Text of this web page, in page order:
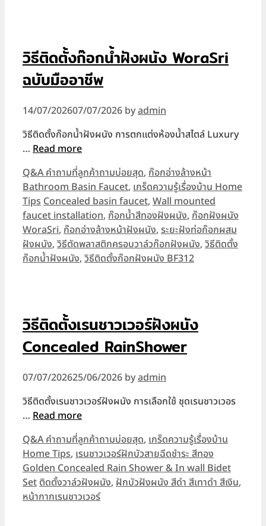
วิธีติดตั้งก๊อกน้ำฝังผนัง WoraSri
ฉบับมืออาชีพ
14/07/202607/07/2026 byadmin
วิธีติดตั้งก๊อกน้ำฝังผนัง การตกแต่งห้องน้ำสไตล์ Luxury
… Read more
Categories
Q&A คำถามที่ลูกค้าถามบ่อยสุด, ก๊อกอ่างล้างหน้า
Bathroom Basin Faucet, เกร็ดความรู้เรื่องบ้าน Home
Tips Tags
Concealed basin faucet, Wall mounted
faucet installation, ก๊อกน้ำสีทองฝังผนัง, ก๊อกฝังผนัง
WoraSri, ก๊อกอ่างล้างหน้าฝังผนัง, ระยะฝังท่อก๊อกผสม
ฝังผนัง,วิธีตัดพลาสติกครอบวาล์วก๊อกฝังผนัง,วิธีติดตั้ง
ก๊อกน้ำฝังผนัง,วิธีติดตั้งก๊อกฝังผนัง BF312
วิธีติดตั้งเรนชาวเวอร์ฝังผนัง
Concealed RainShower
07/07/202625/06/2026 byadmin
วิธีติดตั้งเรนชาวเวอร์ฝังผนัง การเลือกใช้ ชุดเรนชาวเวอร
… Read more
Categories
Q&A คำถามที่ลูกค้าถามบ่อยสุด, เกร็ดความรู้เรื่องบ้าน
Home Tips, เรนชาวเวอร์ฝักบัวสายฉีดชำระ สีทอง
Golden Concealed Rain Shower & In wall Bidet
Set Tags
ติดตั้งวาล์วฝังผนัง, ฝักบัวฝังผนัง สีดำ สีเทาดำ สีเงิน,
หน้ากากเรนชาวเวอร์